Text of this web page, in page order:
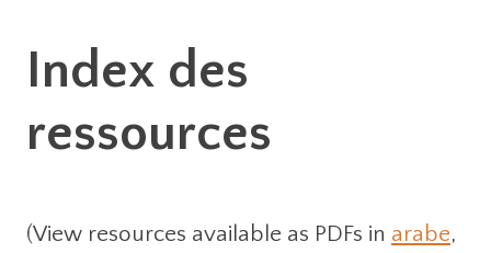
Index des
ressources
(View resources available as PDFs in arabe,